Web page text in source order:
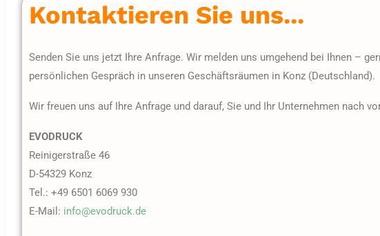
Kontaktieren Sie uns...
Senden Sie uns jetzt Ihre Anfrage. Wir melden uns umgehend bei Ihnen –
persönlichen Gespräch in unseren Geschäftsräumen in Konz (Deutschland).
Wir freuen uns auf Ihre Anfrage und darauf, Sie und Ihr Unternehmen nach
EVODRUCK
Reinigerstraße 46
D-54329 Konz
Tel.: +49 6501 6069 930
E-Mail: info@evodruck.de